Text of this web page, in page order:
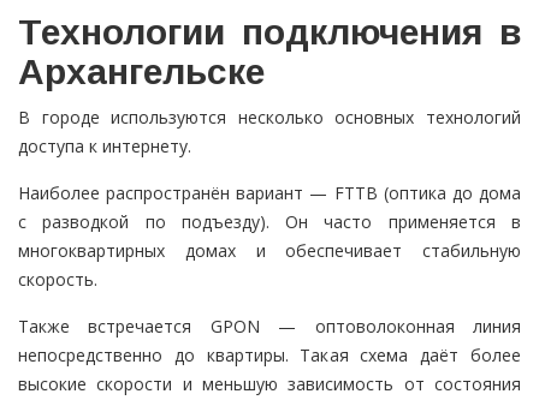
Технологии подключения в
Архангельске
В городе используются несколько основных технологий
доступа к интернету.
Наиболее распространён вариант — FTTB (оптика до дома
с разводкой по подъезду). Он часто применяется в
многоквартирных домах и обеспечивает стабильную
скорость.
Также встречается GPON — оптоволоконная линия
непосредственно до квартиры. Такая схема даёт более
высокие скорости и меньшую зависимость от состояния